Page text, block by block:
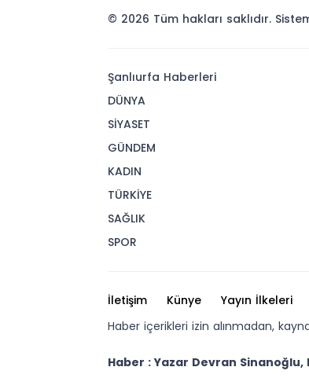
© 2026 Tüm hakları saklıdır.
Şanlıurfa Haberleri
DÜNYA
SİYASET
GÜNDEM
KADIN
TÜRKİYE
SAĞLIK
SPOR
İletişim Künye Yayın İlkeleri
Haber içerikleri izin alınmadan,
Haber : Yazar Devran